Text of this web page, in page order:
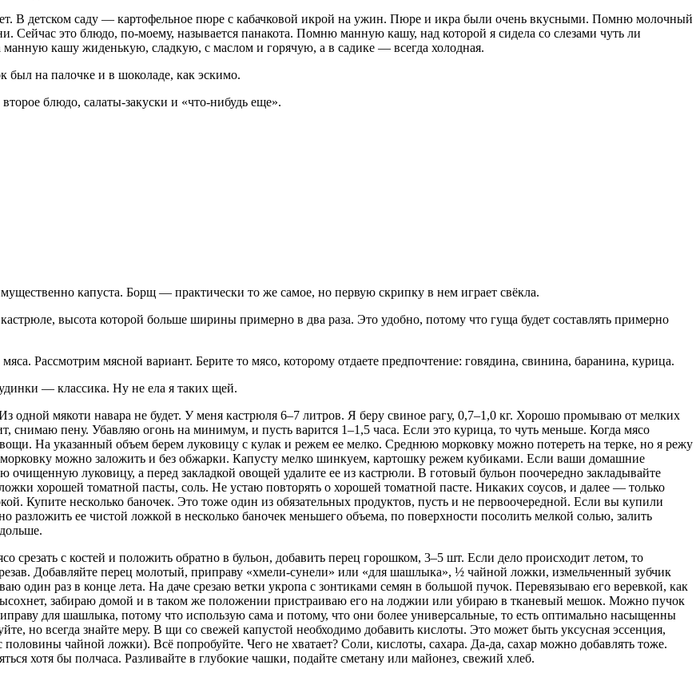
В детском саду — картофельное пюре с кабачковой икрой на ужин. Пюре и икра были очень вкусными. Помню молочный
Сейчас это блюдо, по-моему, называется панакота. Помню манную кашу, над которой я сидела со слезами чуть ли
кашу жиденькую, сладкую, с маслом и горячую, а в садике — всегда холодная.
на палочке и в шоколаде, как эскимо.
блюдо, салаты-закуски и «что-нибудь еще».
капуста. Борщ — практически то же самое, но первую скрипку в нем играет свёкла.
высота которой больше ширины примерно в два раза. Это удобно, потому что гуща будет составлять примерно
Рассмотрим мясной вариант. Берите то мясо, которому отдаете предпочтение: говядина, свинина, баранина, курица.
— классика. Ну не ела я таких щей.
одной мякоти навара не будет. У меня кастрюля 6–7 литров. Я беру свиное рагу, 0,7–1,0 кг. Хорошо промываю от мелких
снимаю пену. Убавляю огонь на минимум, и пусть варится 1–1,5 часа. Если это курица, то чуть меньше. Когда мясо
На указанный объем берем луковицу с кулак и режем ее мелко. Среднюю морковку можно потереть на терке, но я режу
можно заложить и без обжарки. Капусту мелко шинкуем, картошку режем кубиками. Если ваши домашние
очищенную луковицу, а перед закладкой овощей удалите ее из кастрюли. В готовый бульон поочередно закладывайте
хорошей томатной пасты, соль. Не устаю повторять о хорошей томатной пасте. Никаких соусов, и далее — только
Купите несколько баночек. Это тоже один из обязательных продуктов, пусть и не первоочередной. Если вы купили
ее чистой ложкой в несколько баночек меньшего объема, по поверхности посолить мелкой солью, залить
срезать с костей и положить обратно в бульон, добавить перец горошком, 3–5 шт. Если дело происходит летом, то
Добавляйте перец молотый, приправу «хмели-сунели» или «для шашлыка», ½ чайной ложки, измельченный зубчик
один раз в конце лета. На даче срезаю ветки укропа с зонтиками семян в большой пучок. Перевязываю его веревкой, как
забираю домой и в таком же положении пристраиваю его на лоджии или убираю в тканевый мешок. Можно пучок
для шашлыка, потому что использую сама и потому, что они более универсальные, то есть оптимально насыщенны
но всегда знайте меру. В щи со свежей капустой необходимо добавить кислоты. Это может быть уксусная эссенция,
половины чайной ложки). Всё попробуйте. Чего не хватает? Соли, кислоты, сахара. Да-да, сахар можно добавлять тоже.
хотя бы полчаса. Разливайте в глубокие чашки, подайте сметану или майонез, свежий хлеб.